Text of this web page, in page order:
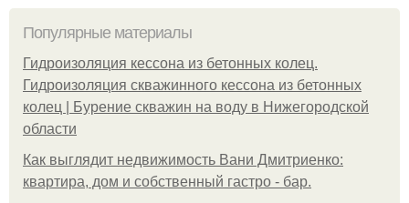
Популярные материалы
Гидроизоляция кессона из бетонных колец.
Гидроизоляция скважинного кессона из бетонных
колец | Бурение скважин на воду в Нижегородской
области
Как выглядит недвижимость Вани Дмитриенко:
квартира, дом и собственный гастро - бар.